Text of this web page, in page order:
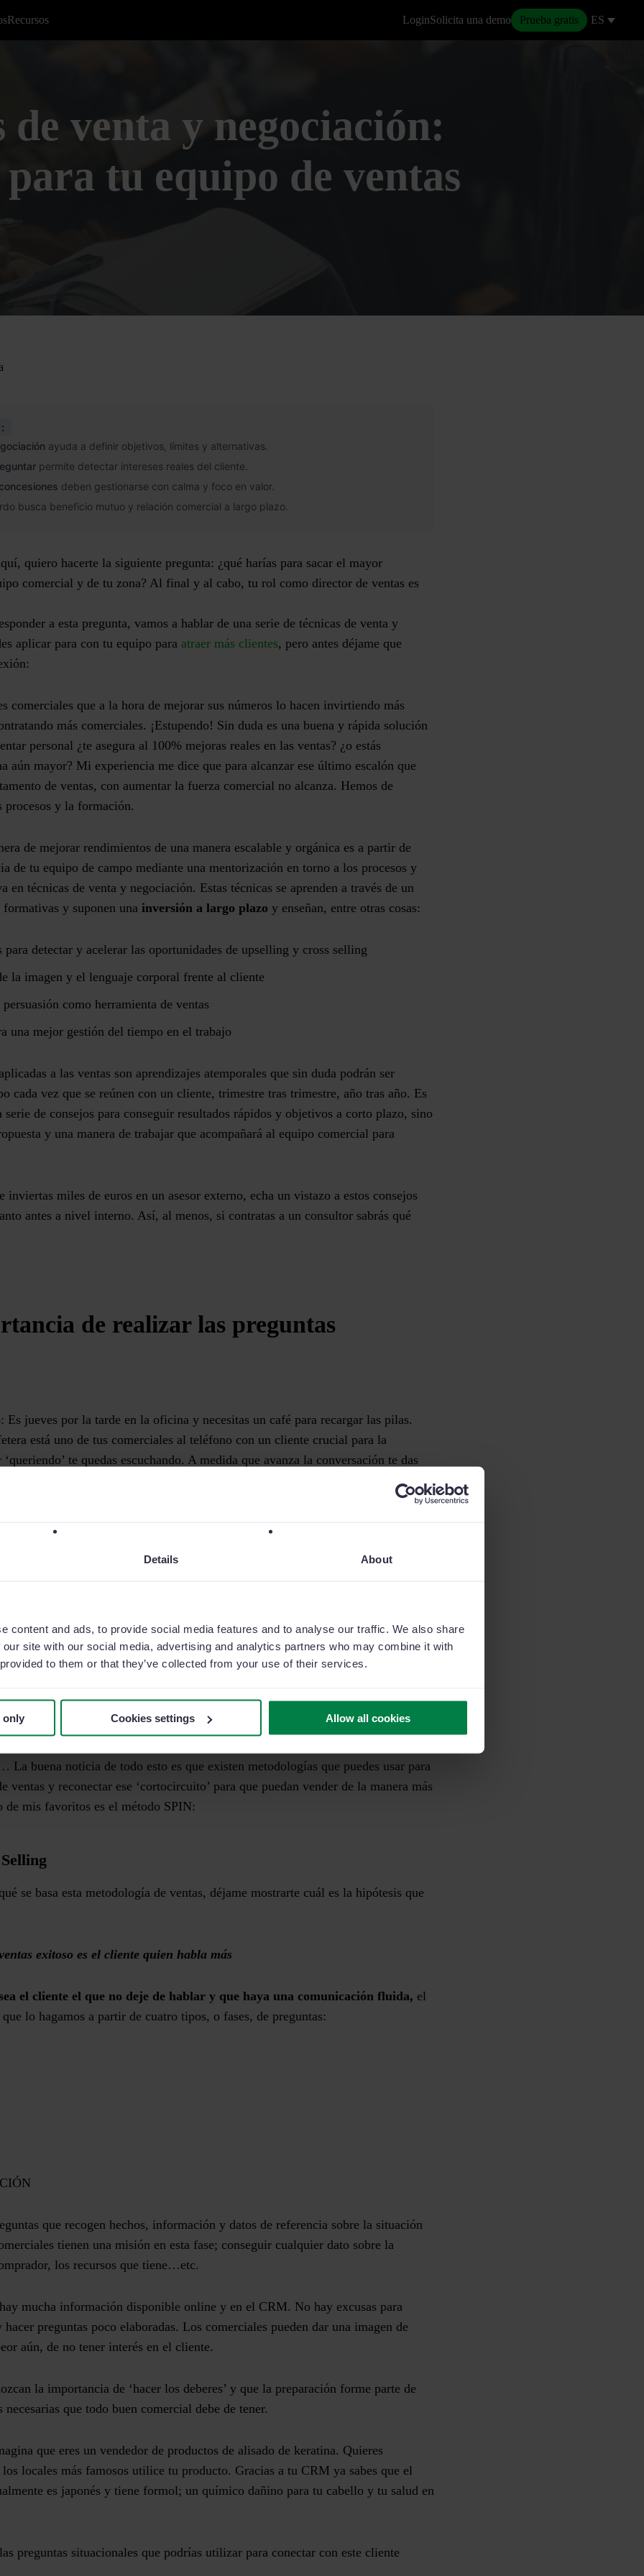
Details About
content and ads, to provide social media features and to analyse our traffic. We also share
site with our social media, advertising and analytics partners who may combine it with
to them or that they’ve collected from your use of their services.
only Cookies settings Allow all cookies
Recursos LoginSolicita una demo Prueba gratis ES
de venta y negociación:
para tu equipo de ventas
ayuda a definir objetivos, límites y alternativas.
permite detectar intereses reales del cliente.
deben gestionarse con calma y foco en valor.
busca beneficio mutuo y relación comercial a largo plazo.
quiero hacerte la siguiente pregunta: ¿qué harías para sacar el mayor
comercial y de tu zona? Al final y al cabo, tu rol como director de ventas es
a esta pregunta, vamos a hablar de una serie de técnicas de venta y
aplicar para con tu equipo para atraer más clientes, pero antes déjame que
comerciales que a la hora de mejorar sus números lo hacen invirtiendo más
más comerciales. ¡Estupendo! Sin duda es una buena y rápida solución
personal ¿te asegura al 100% mejoras reales en las ventas? ¿o estás
aún mayor? Mi experiencia me dice que para alcanzar ese último escalón que
de ventas, con aumentar la fuerza comercial no alcanza. Hemos de
procesos y la formación.
de mejorar rendimientos de una manera escalable y orgánica es a partir de
de tu equipo de campo mediante una mentorización en torno a los procesos y
en técnicas de venta y negociación. Estas técnicas se aprenden a través de un
formativas y suponen una inversión a largo plazo y enseñan, entre otras cosas:
para detectar y acelerar las oportunidades de upselling y cross selling
la imagen y el lenguaje corporal frente al cliente
como herramienta de ventas
una mejor gestión del tiempo en el trabajo
a las ventas son aprendizajes atemporales que sin duda podrán ser
cada vez que se reúnen con un cliente, trimestre tras trimestre, año tras año. Es
serie de consejos para conseguir resultados rápidos y objetivos a corto plazo, sino
y una manera de trabajar que acompañará al equipo comercial para
inviertas miles de euros en un asesor externo, echa un vistazo a estos consejos
antes a nivel interno. Así, al menos, si contratas a un consultor sabrás qué
de realizar las preguntas
Es jueves por la tarde en la oficina y necesitas un café para recargar las pilas.
está uno de tus comerciales al teléfono con un cliente crucial para la
te quedas escuchando. A medida que avanza la conversación te das
no está preguntando lo correcto y está hablando demasiado. Sin enterarte te
a guiar al consumidor hacia una decisión de venta mediante una serie de
confeccionadas.
un comercial intenta guiar y vender una solución al consumidor, hace todo lo
un índice concreto, lo que provoca que el cliente se confunda y se pierda así la
la venta
La buena noticia de todo esto es que existen metodologías que puedes usar para
ventas y reconectar ese ‘cortocircuito’ para que puedan vender de la manera más
de mis favoritos es el método SPIN:
se basa esta metodología de ventas, déjame mostrarte cuál es la hipótesis que
exitoso es el cliente quien habla más
el cliente el que no deje de hablar y que haya una comunicación fluida, el
lo hagamos a partir de cuatro tipos, o fases, de preguntas:
que recogen hechos, información y datos de referencia sobre la situación
tienen una misión en esta fase; conseguir cualquier dato sobre la
los recursos que tiene…etc.
mucha información disponible online y en el CRM. No hay excusas para
preguntas poco elaboradas. Los comerciales pueden dar una imagen de
aún, de no tener interés en el cliente.
la importancia de ‘hacer los deberes’ y que la preparación forme parte de
necesarias que todo buen comercial debe de tener.
que eres un vendedor de productos de alisado de keratina. Quieres
locales más famosos utilice tu producto. Gracias a tu CRM ya sabes que el
es japonés y tiene formol; un químico dañino para tu cabello y tu salud en
preguntas situacionales que podrías utilizar para conectar con este cliente